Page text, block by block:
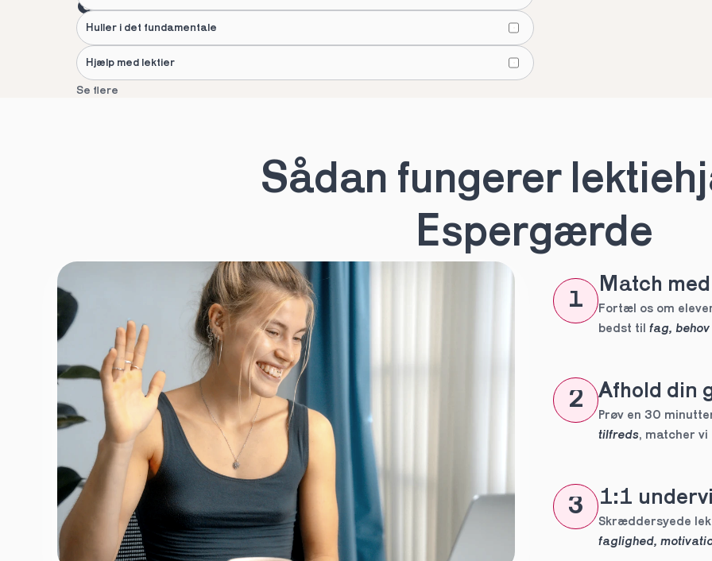
Huller i det fundamentale
Hjælp med lektier
Se flere
1 ud af 9 for at finde den rette tutor
Hvad hedder du?
Næste
Opbevares sikkert - oplysninger deles aldrig
1 ud af 9 for at finde den rette tutor
Hvordan kontakter vi dig?
Telefon*
Email *
Tilmeld nyhedsbrev
Fortsæt
For at booke gratis prøvetime - ingen forpligtelser
Sådan fungerer
Espergærde
1
Match
Fortæl os om
bedst til fag,
2 Afhold din
Prøv en 30
tilfreds, matcher vi
3 1:1
faglighed,